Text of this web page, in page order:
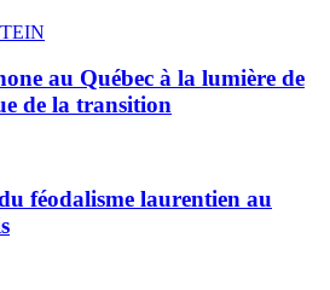
au Québec à la lumière de
de la transition
féodalisme laurentien au